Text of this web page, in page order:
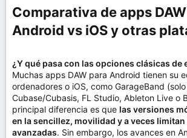
Comparativa de apps
Android vs iOS y otras
¿Y qué pasa con las opciones clásicas de
Muchas apps DAW para Android tienen su
ordenadores o iOS, como GarageBand
Cubase/Cubasis, FL Studio, Ableton Live o
principal diferencia es que las versiones
en la sencillez, movilidad y a veces
avanzadas. Sin embargo, los avances en